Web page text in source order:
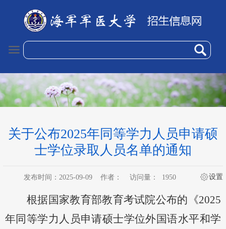
关于公布2025年同等学力人员申请硕
士学位录取人员名单的通知
发布时间：2025-09-09 作者： 访问量： 1950 设置
根据国家教育部教育考试院公布的《2025
年同等学力人员申请硕士学位外国语水平和学